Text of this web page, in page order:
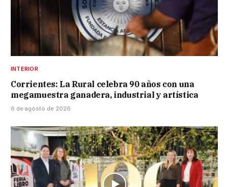
INTERIOR
Corrientes: La Rural celebra 90 años con una
megamuestra ganadera, industrial y artística
6 de agosto de 2026